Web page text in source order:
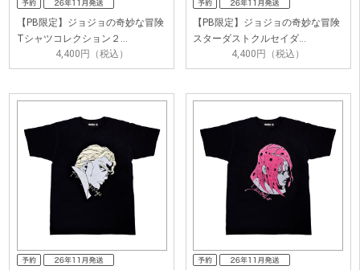
【PB限定】ジョジョの奇妙な冒険
Tシャツコレクション２…
4,400円（税込）
【PB限定】ジョジョの奇妙な冒険
スターダストクルセイダ…
4,400円（税込）